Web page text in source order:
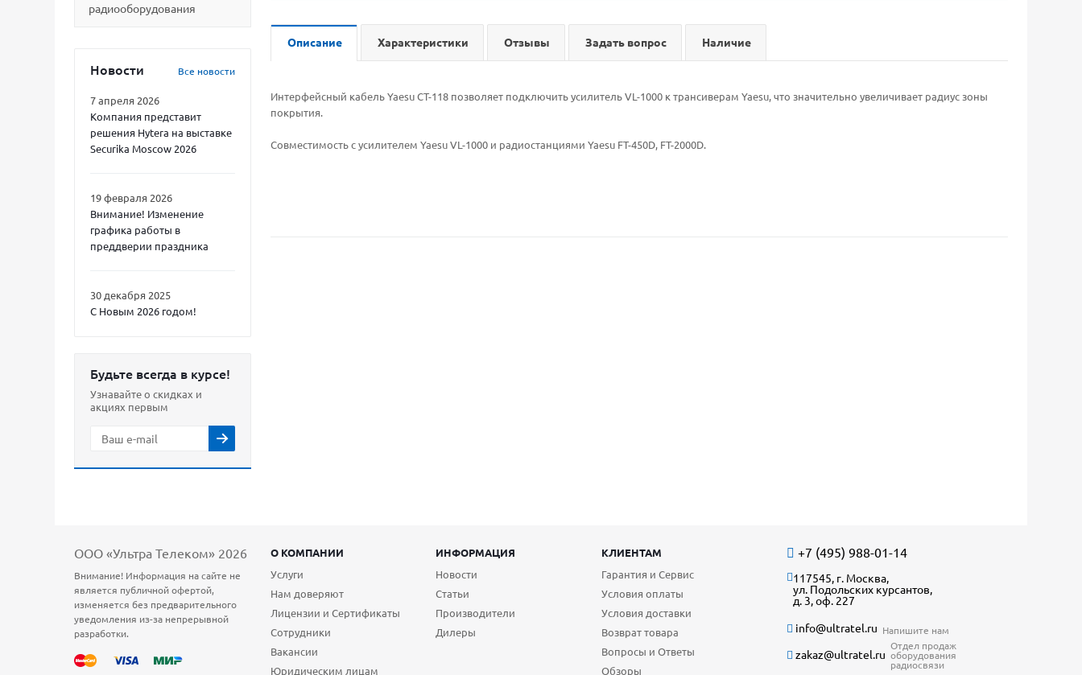
радиооборудования
Новости Все новости
7 апреля 2026
Компания представит
решения Hytera на выставке
Securika Moscow 2026
19 февраля 2026
Внимание! Изменение
графика работы в
преддверии праздника
30 декабря 2025
С Новым 2026 годом!
Будьте всегда в курсе!
Узнавайте о скидках и
акциях первым
Описание Характеристики Отзывы Задать вопрос Наличие
Интерфейсный кабель Yaesu CT-118 позволяет подключить усилитель VL-1000 к трансиверам Yaesu, что значительно увеличивает радиус зоны
покрытия.
Совместимость с усилителем Yaesu VL-1000 и радиостанциями Yaesu FT-450D, FT-2000D.
ООО «Ультра Телеком» 2026
Внимание! Информация на сайте не
является публичной офертой,
изменяется без предварительного
уведомления из-за непрерывной
разработки.
О КОМПАНИИ ИНФОРМАЦИЯ
КЛИЕНТАМ
Услуги
Нам доверяют
Лицензии и Сертификаты
Сотрудники
Вакансии
Юридическим лицам
Новости
Статьи
Производители
Дилеры
Гарантия и Сервис
Условия оплаты
Условия доставки
Возврат товара
Вопросы и Ответы
Обзоры
+7 (495) 988-01-14
117545, г. Москва,
ул. Подольских курсантов,
д. 3, оф. 227
info@ultratel.ru Напишите нам
zakaz@ultratel.ru
Отдел продаж
оборудования
радиосвязи